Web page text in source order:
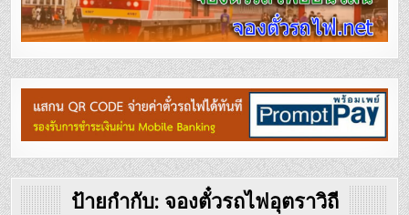
ป้ายกำกับ: จองตั๋วรถไฟอุตราวิถี